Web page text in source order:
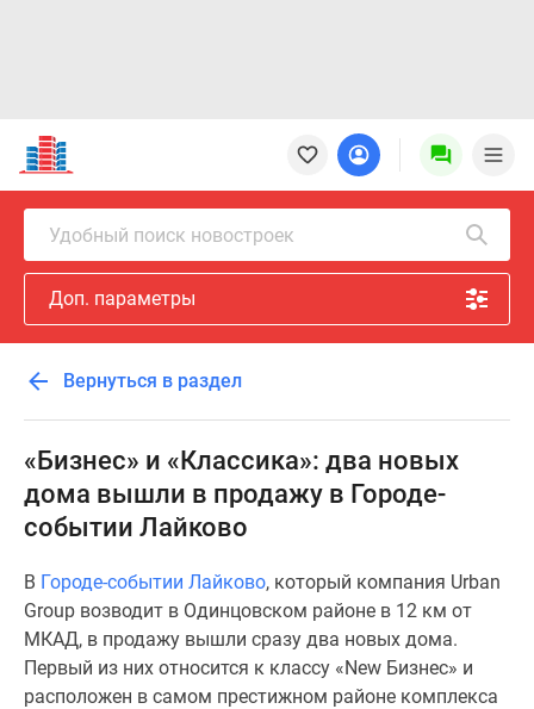
Новостройки
Квартиры
Ипотека
Новостройки
Москвы
Новостройки
Подмосковья
Новостройки
Москвы
Готовые
новостройки
Новостройки
карте
предложения
Коммерческие
помещения
Продавцы
Удобный поиск новостроек
Доп. параметры
Вернуться в раздел
«Бизнес» и «Классика»: два новых
дома вышли в продажу в Городе-
событии Лайково
В Городе-событии Лайково, который компания Urban
Group возводит в Одинцовском районе в 12 км от
МКАД, в продажу вышли сразу два новых дома.
Первый из них относится к классу «New Бизнес» и
расположен в самом престижном районе комплекса